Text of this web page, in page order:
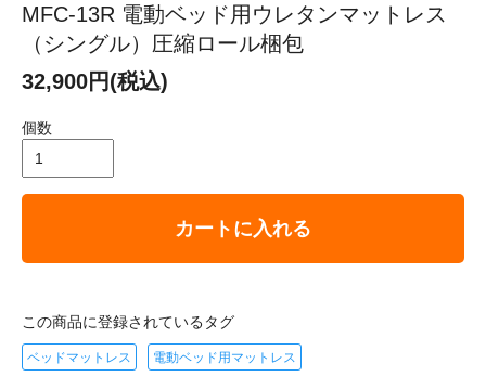
MFC-13R 電動ベッド用ウレタンマットレス
（シングル）圧縮ロール梱包
32,900円(税込)
個数
カートに入れる
この商品に登録されているタグ
ベッドマットレス 電動ベッド用マットレス